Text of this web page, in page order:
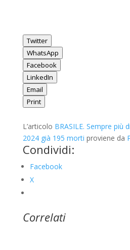
Twitter
WhatsApp
Facebook
LinkedIn
Email
Print
L’articolo BRASILE. Sempre più
2024 già 195 morti proviene da
Condividi:
Facebook
X
Correlati